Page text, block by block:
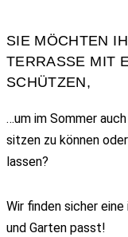
SIE MÖCHTEN
TERRASSE MIT
SCHÜTZEN,
…um im Sommer
sitzen zu können
lassen?
Wir finden sicher
und Garten passt!